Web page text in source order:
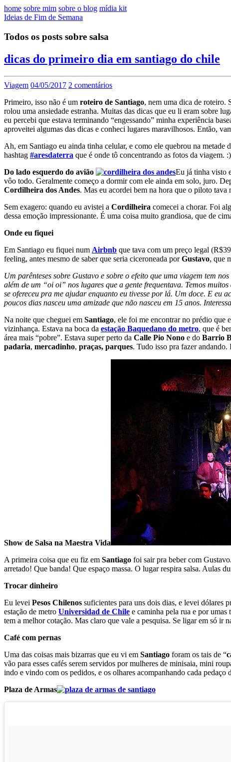
home sobre mim sobre o blog mídia kit
Ideias de Fim de Semana
Todos os posts sobre salsa
dicas do primeiro dia em santiago do chile
Viagem 04/05/2017 2 comentários
Primeiro, isso não é um roteiro de Santiago, nem uma dica de roteiro.
rolou uma ansiedade estranha. Muitas das dicas que eu li eram sobre
eu percebi que estava terminando “engessando” minha experiência
aproveitei algumas das dicas e conheci lugares maravilhosos. Então,
Ah, em Santiago eu ainda tinha celular, e como ele quebrou na
hashtag #aresdaterra que é onde tô concentrando as fotos da viagem. :)
Do lado esquerdo do avião
Eu já tinha visto
vôo todo. Geralmente começo a dormir com ele ainda em solo, juro.
Cordilheira dos Andes. Mas eu acordei bem na hora que o piloto
Sem exagero: quando eu avistei a Cordilheira comecei a chorar. Foi
dessa emoção impressionante. É uma coisa muito grandiosa, que de
Onde eu fiquei
Em Santiago eu fiquei num Airbnb que tava com um preço legal
feeling, antes mesmo de saber que seria ciceroneada porGustavo, que
Um parênteses sobre Gustavo e sobre o efeito que uma viagem tem
além de um “oi oi” nos lugares que a gente frequentava. Temos
se ofereceu pra me ajudar enquanto eu tivesse por lá. Um doce. E eu
poucos dias nasceu uma amizade que não nasceu em 15 anos.
Na noite que cheguei em Santiago, ele foi me encontrar no prédio que
vizinhança. Estava na boca da estação Baquedano do metro, que é
área mais “pobre”. Estava super perto da Calle Pio Nono e do Barrio
padaria, mercadinho, praças, parques. Tudo isso pra fazer
Show de Salsa na Maestra Vida
A primeira coisa que eu fiz em Santiago foi sair pra beber com
arretado! Que banda! Que espaço massa. O lugar respira salsa. Aulas
Trocar dinheiro
Eu levei Pesos Chilenos suficientes para uns dois dias, e levei dólares
estação de metro Universidad de Chile e caminha pela rua e por umas
tem a melhor cotação. Mas claro que vale a pesquisa. Se ligar em só ir
Café com pernas
Uma das coisas mais bizarras que eu vi em Santiago foram os tais de “
vão para esses cafés serem servidos por mulheres de minisaia, mini
indo e vindo com os pedidos, e os olhares acompanhando cada
Plaza de Armas